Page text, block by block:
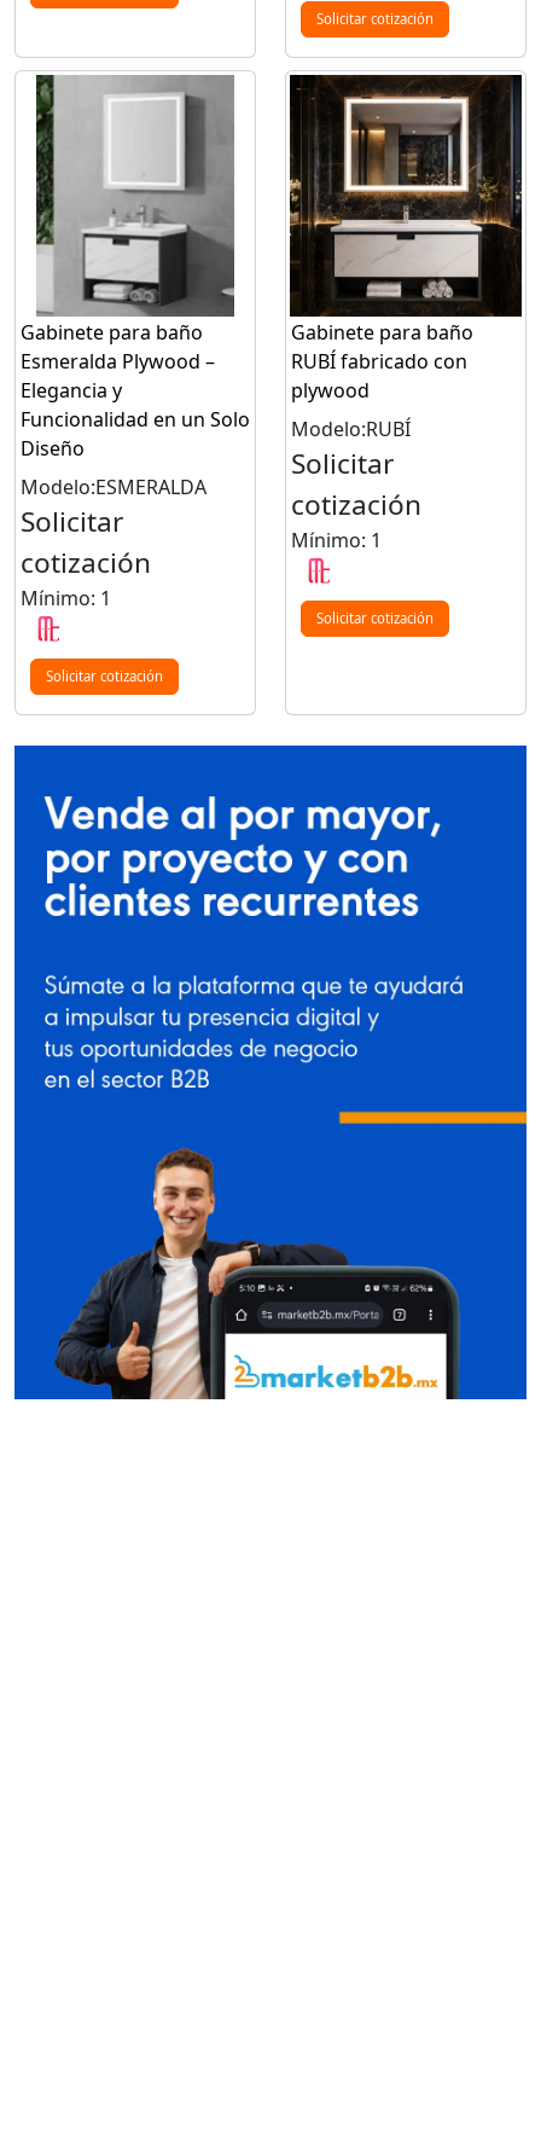
Solicitar cotización
Gabinete para baño
Esmeralda Plywood –
Elegancia y
Funcionalidad en un Solo
Diseño
Modelo:ESMERALDA
Solicitar
cotización
Mínimo: 1
Solicitar cotización
Gabinete para baño
RUBÍ fabricado con
plywood
Modelo:RUBÍ
Solicitar
cotización
Mínimo: 1
Solicitar cotización